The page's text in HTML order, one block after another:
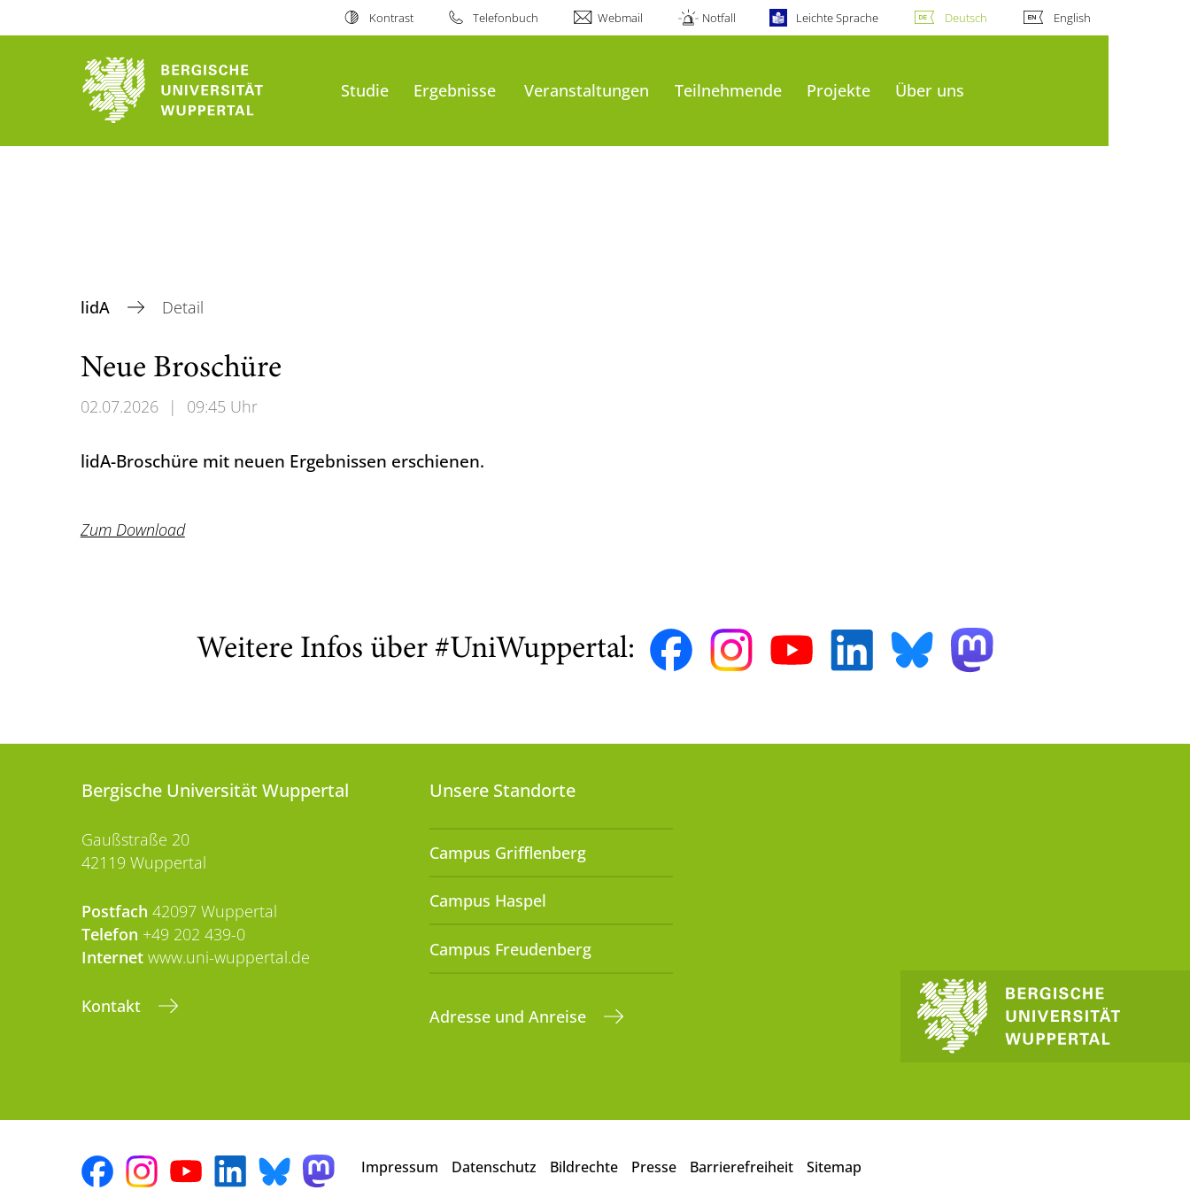
Kontrast Telefonbuch Webmail Notfall Leichte Sprache Deutsch English
Studie Ergebnisse Veranstaltungen Teilnehmende Projekte Über uns
lidA Detail
Neue Broschüre
02.07.2026 | 09:45 Uhr
lidA-Broschüre mit neuen Ergebnissen erschienen.
Zum Download
Weitere Infos über #UniWuppertal:
Bergische Universität Wuppertal
Gaußstraße 20
42119 Wuppertal
Postfach 42097 Wuppertal
Telefon +49 202 439-0
Internet www.uni-wuppertal.de
Kontakt
Unsere Standorte
Campus Grifflenberg
Campus Haspel
Campus Freudenberg
Adresse und Anreise
Impressum Datenschutz Bildrechte Presse Barrierefreiheit Sitemap